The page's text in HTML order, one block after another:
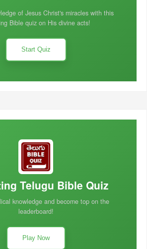
of Jesus Christ's miracles with this
Bible quiz on His divine acts!
Start Quiz
Telugu Bible Quiz
knowledge and become top on the
leaderboard!
Play Now